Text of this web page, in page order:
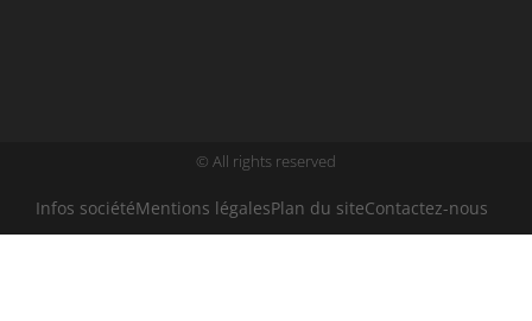
© All rights reserved
Infos sociétéMentions légalesPlan du siteContactez-nous